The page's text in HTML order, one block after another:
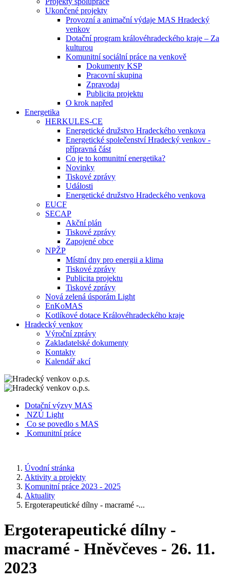
Ukončené projekty
Provozní a animační výdaje MAS Hradecký
venkov
Dotační program královéhradeckého kraje – Za
kulturou
Komunitní sociální práce na venkově
Dokumenty KSP
Pracovní skupina
Zpravodaj
Publicita projektu
O krok napřed
Energetika
HERKULES-CE
Energetické družstvo Hradeckého venkova
Energetické společenství Hradecký venkov -
přípravná část
Co je to komunitní energetika?
Novinky
Tiskové zprávy
Události
Energetické družstvo Hradeckého venkova
EUCF
SECAP
Akční plán
Tiskové zprávy
Zapojené obce
NPŽP
Místní dny pro energii a klima
Tiskové zprávy
Publicita projektu
Tiskové zprávy
Nová zelená úsporám Light
EnKoMAS
Kotlíkové dotace Královéhradeckého kraje
Hradecký venkov
Výroční zprávy
Zakladatelské dokumenty
Kontakty
Kalendář akcí
Dotační výzvy MAS
NZÚ Light
Co se povedlo s MAS
Komunitní práce
Úvodní stránka
Aktivity a projekty
Komunitní práce 2023 - 2025
Aktuality
Ergoterapeutické dílny - macramé -...
Ergoterapeutické dílny -
macramé - Hněvčeves - 26. 11.
2023